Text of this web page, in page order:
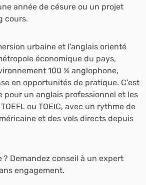
année de césure ou un projet
cours.
urbaine et l’anglais orienté
économique du pays,
100 % anglophone,
en opportunités de pratique. C’est
pour un anglais professionnel et les
ou TOEIC, avec un rythme de
et des vols directs depuis
? Demandez conseil à un expert
engagement.